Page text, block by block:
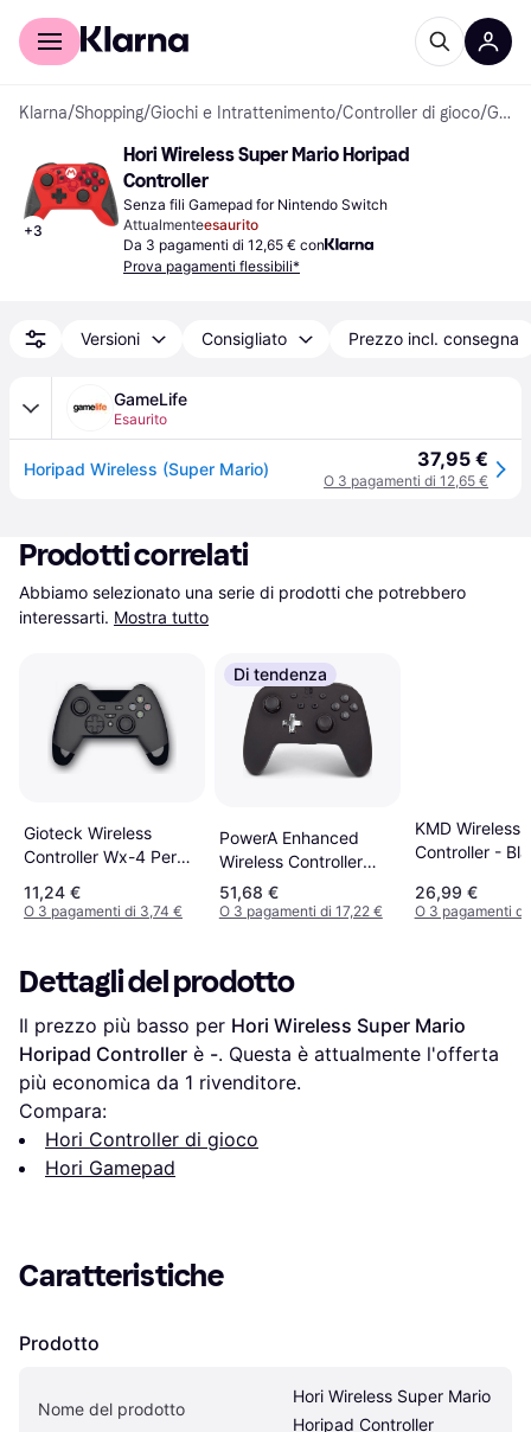
Per il tuo shopping
Klarna/Shopping/Giochi e Intrattenimento/Controller di gioco/ Gamepad
+3
Hori Wireless Super Mario Horipad
Controller
Senza fili Gamepad for Nintendo Switch
Attualmenteesaurito
Da 3 pagamenti di 12,65 € con
Prova pagamenti flessibili*
Versioni Consigliato Prezzo incl. consegna
GameLife
Esaurito
Horipad Wireless (Super Mario) 37,95 €
O 3 pagamenti di 12,65 €
Prodotti correlati
Abbiamo selezionato una serie di prodotti che potrebbero
interessarti. Mostra tutto
Gioteck Wireless
Controller Wx-4 Per
11,24 €
O 3 pagamenti di 3,74 €
Di tendenza
PowerA Enhanced
Wireless Controller
(Nintendo Switch) –
Black
51,68 €
O 3 pagamenti di 17,22 €
KMD Wireless
Controller -
26,99 €
O 3 pagamenti di
Dettagli del prodotto
Il prezzo più basso per Hori Wireless Super Mario
Horipad Controller è -. Questa è attualmente l'offerta
più economica da 1 rivenditore.
Compara:
Hori Controller di gioco
Hori Gamepad
Caratteristiche
Prodotto
Nome del prodotto
Hori Wireless Super Mario
Horipad Controller